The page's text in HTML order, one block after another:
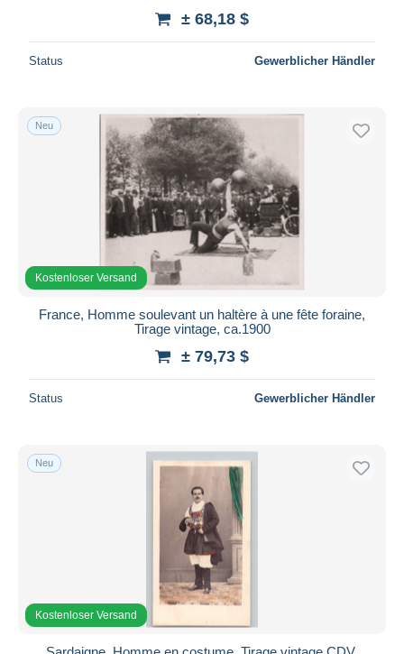
± 68,18 $
Status Gewerblicher Händler
Neu
Kostenloser Versand
France, Homme soulevant un haltère à une fête foraine,
Tirage vintage, ca.1900
± 79,73 $
Status Gewerblicher Händler
Neu
Kostenloser Versand